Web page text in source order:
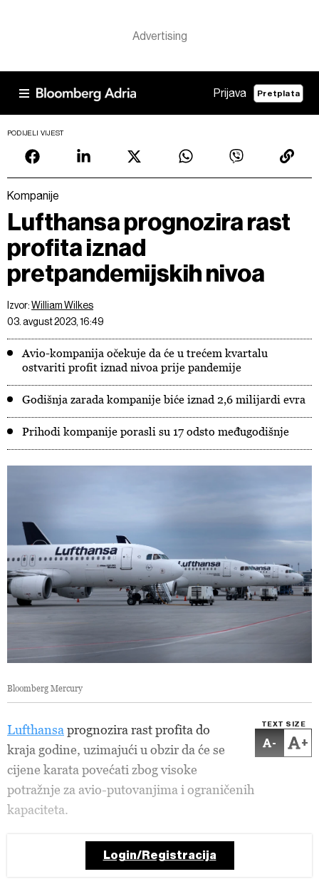
Prijava Pretplata
PODIJELI VIJEST
Kompanije
Lufthansa prognozira rast
profita iznad
pretpandemijskih nivoa
Izvor:William Wilkes
03. avgust 2023, 16:49
Avio-kompanija očekuje da će u trećem kvartalu
ostvariti profit iznad nivoa prije pandemije
Godišnja zarada kompanije biće iznad 2,6 milijardi evra
Prihodi kompanije porasli su 17 odsto međugodišnje
Bloomberg Mercury
TEXT SIZE
- +
Lufthansa prognozira rast profita do
kraja godine, uzimajući u obzir da će se
cijene karata povećati zbog visoke
potražnje za avio-putovanjima i ograničenih
kapaciteta.
Login/Registracija